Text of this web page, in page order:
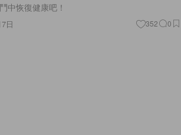
中恢復健康吧！
日 352 0